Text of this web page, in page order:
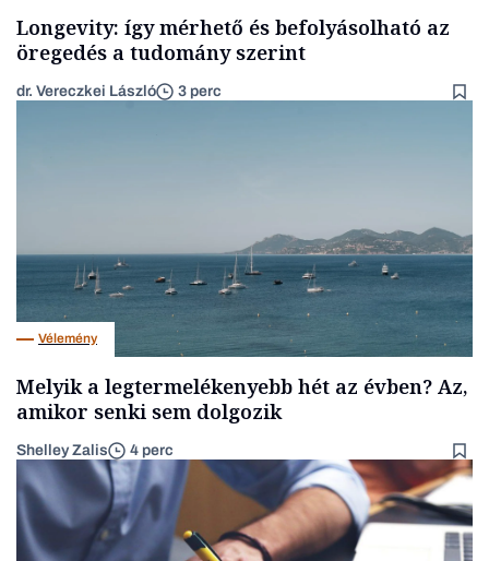
Longevity: így mérhető és befolyásolható az
öregedés a tudomány szerint
dr. Vereczkei László 3 perc
Vélemény
Melyik a legtermelékenyebb hét az évben? Az,
amikor senki sem dolgozik
Shelley Zalis 4 perc